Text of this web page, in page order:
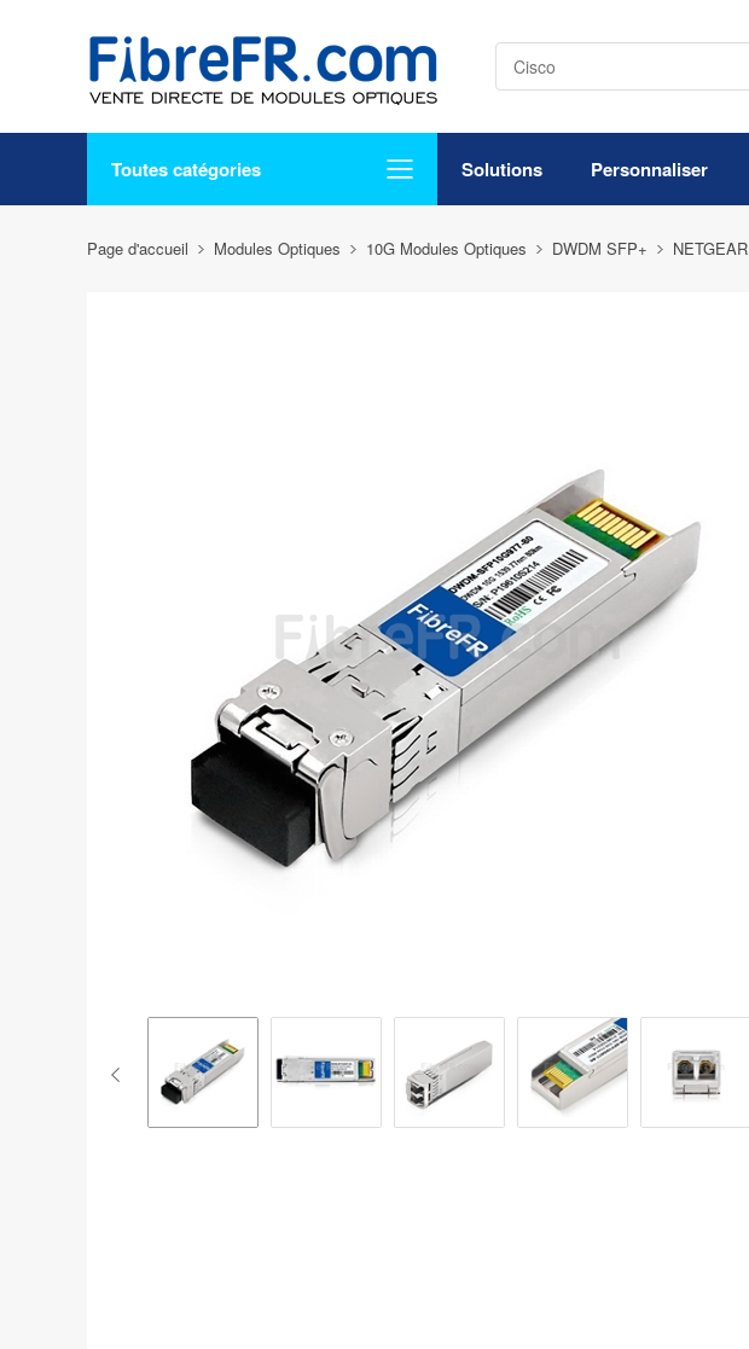
Toutes catégories Solutions Personnaliser
Page d'accueil Modules Optiques 10G Modules Optiques DWDM SFP+ NETGEAR